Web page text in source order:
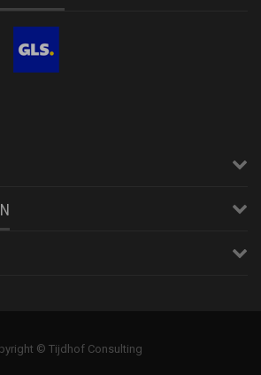
© Tijdhof Consulting